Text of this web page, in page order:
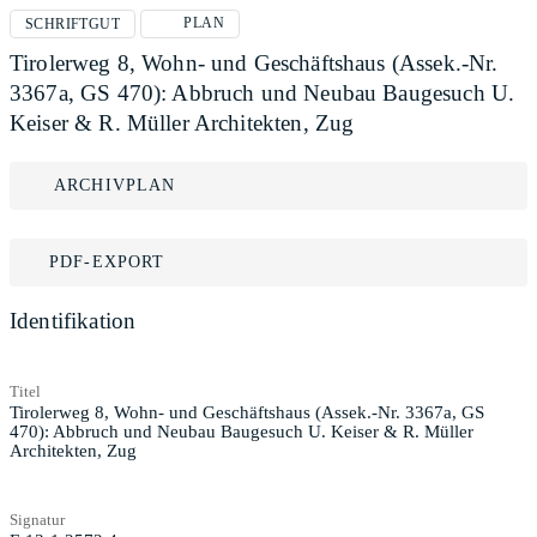
SCHRIFTGUT PLAN
Tirolerweg 8, Wohn- und Geschäftshaus (Assek.-Nr.
3367a, GS 470): Abbruch und Neubau Baugesuch U.
Keiser & R. Müller Architekten, Zug
ARCHIVPLAN
PDF-EXPORT
Identifikation
Titel
Tirolerweg 8, Wohn- und Geschäftshaus (Assek.-Nr. 3367a, GS
470): Abbruch und Neubau Baugesuch U. Keiser & R. Müller
Architekten, Zug
Signatur